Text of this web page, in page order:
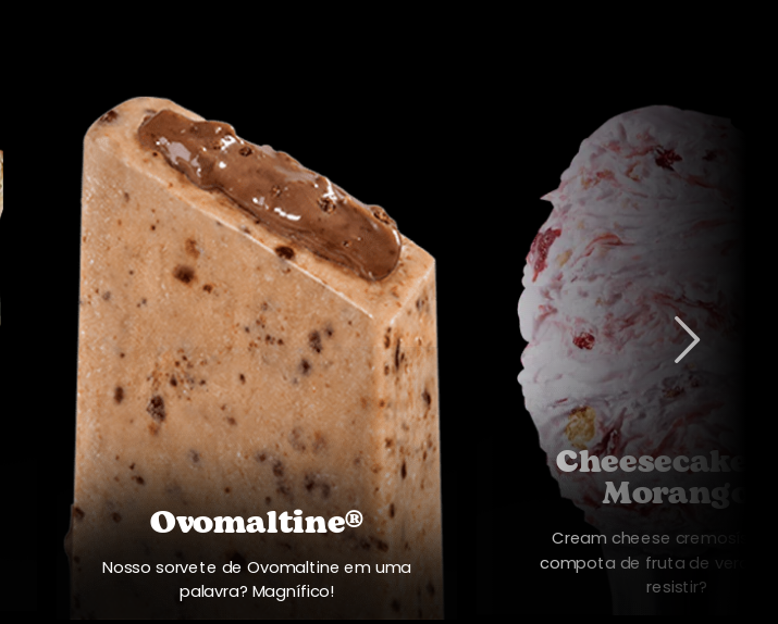
Ovomaltine®
Nosso sorvete de Ovomaltine em uma
palavra? Magnífico!
Cheesecake
Morango
Cream cheese
compota de fruta de
resistir?